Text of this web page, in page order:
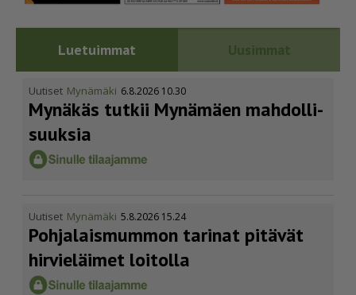
Luetuimmat Uusimmat
Uutiset Mynämäki 6.8.2026 10.30
Mynäkäs tutkii Mynämäen mahdol­li­
suuksia
Uutiset Mynämäki 5.8.2026 15.24
Pohja­lais­mummon tarinat pitävät
hirvieläimet loitolla